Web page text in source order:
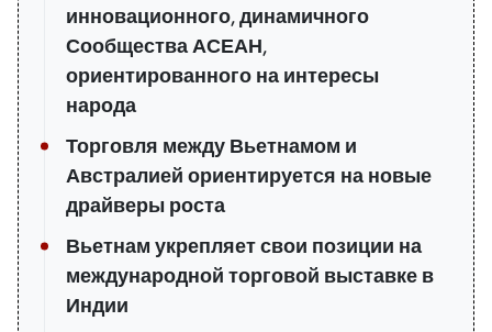
инновационного, динамичного
Сообщества АСЕАН,
ориентированного на интересы
народа
Торговля между Вьетнамом и
Австралией ориентируется на новые
драйверы роста
Вьетнам укрепляет свои позиции на
международной торговой выставке в
Индии